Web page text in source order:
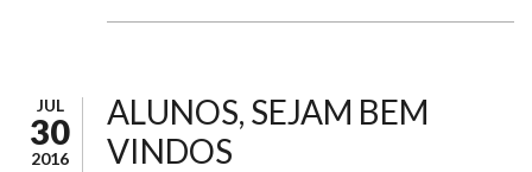
JUL
30
2016
ALUNOS, SEJAM BEM
VINDOS